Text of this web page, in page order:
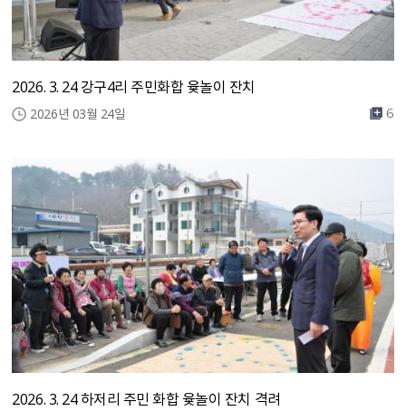
2026. 3. 24 강구4리 주민화합 윷놀이 잔치
2026년 03월 24일 6
2026. 3. 24 하저리 주민 화합 윷놀이 잔치 격려